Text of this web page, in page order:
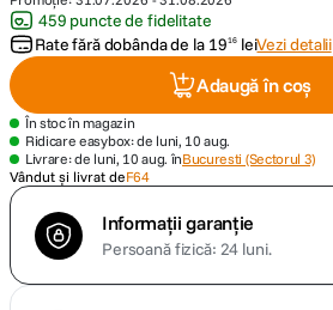
8. sony fx
9. dji mic mini
10 dji osmo pocket 4
459 puncte de fidelitate
Rate fără dobânda de la 1916 leiVezi detalii
Adaugă în coș
În stoc în magazin
Ridicare easybox: de luni, 10 aug.
Livrare: de luni, 10 aug. înBucuresti (Sectorul 3)
Vândut și livrat deF64
Informații garanție
Persoană fizică: 24 luni.